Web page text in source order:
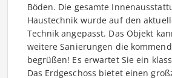
Böden. Die gesamte
Haustechnik wurde auf den
Technik angepasst. Das Objekt
weitere Sanierungen die
begrüßen! Es erwartet Sie ein
Das Erdgeschoss bietet einen